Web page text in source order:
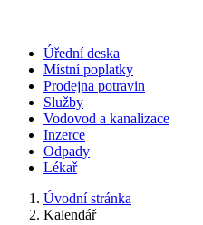
Úřední deska
Místní poplatky
Prodejna potravin
Služby
Vodovod a kanalizace
Inzerce
Odpady
Lékař
Úvodní stránka
Kalendář